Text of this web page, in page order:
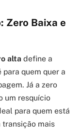
Zero Baixa e
alta define a
quem quer a
Já a zero
um resquício
para quem está
transição mais